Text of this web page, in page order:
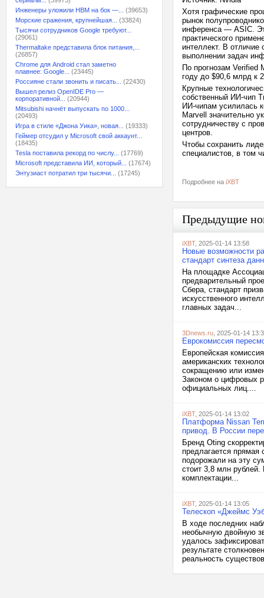
Инженеры уложили HBM на бок —...
(39653)
Морские сражения, крупнейшая...
(33824)
Тысячи сотрудников Google требуют...
(29061)
Thermaltake представила блок питания,...
(26857)
Chrome для Android стал заметно
плавнее: Google...
(23445)
Россияне стали звонить и писать...
(22430)
Вышел релиз OpenIDE Pro —
корпоративной...
(20944)
Mitsubishi начнёт выпускать по 1000...
(20493)
Игра в стиле «Джона Уика», новая...
(19333)
Геймер отсудил у Microsoft свой аккаунт...
(18435)
Tesla поставила рекорд по числу...
(17769)
Microsoft представила ИИ, который...
(17674)
Энтузиаст потратил три тысячи...
(17245)
Хотя графические
рынок
инференса — ASIC.
практического
интеллект. В
выполнении задач
По прогнозам
году до $90,6 млрд к
Крупные
собственный ИИ-чип
ИИ-чипам усилилась
Marvell значительно
сотрудничеству с
центров.
Чтобы сохранить
специалистов, в том
Подробнее на iXBT
Предыдущие
iXBT, 2025-01-14 13:58
Новые возможности
стандарт синтеза
На площадке
предварительный
Сбера, стандарт
искусственного
главных задач...
3Dnews.ru , 2025-01-14
Еврокомиссия
Европейская
американских
сокращению или
Законом о цифровых
официальных лиц....
iXBT, 2025-01-14 13:02
Платформа Nissan
привод. В России
Бренд Oting
предлагается прямая
подорожали на эту
стоит 3,8 млн
комплектации...
iXBT, 2025-01-14 13:05
Телескоп «Джеймс
В ходе последних
необычную двойную
удалось
результате
реальность